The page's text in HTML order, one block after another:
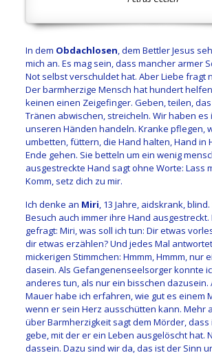
In dem Obdachlosen , dem Bettler Jesus
mich an. Es mag sein, dass mancher armer
Not selbst verschuldet hat. Aber Liebe fragt
Der barmherzige Mensch hat hundert
keinen einen Zeigefinger. Geben, teilen, das
Tränen abwischen, streicheln. Wir haben es
unseren Händen handeln. Kranke pflegen,
umbetten, füttern, die Hand halten, Hand in
Ende gehen. Sie betteln um ein wenig
ausgestreckte Hand sagt ohne Worte: Lass
Komm, setz dich zu mir.
Ich denke an Miri , 13 Jahre, aidskrank,
Besuch auch immer ihre Hand
gefragt: Miri, was soll ich tun: Dir etwas
dir etwas erzählen? Und jedes Mal
mickerigen Stimmchen: Hmmm, Hmmm, nur
dasein. Als Gefangenenseelsorger konnte
anderes tun, als nur ein bisschen dazusein.
Mauer habe ich erfahren, wie gut es einem
wenn er sein Herz ausschütten kann. Mehr
über Barmherzigkeit sagt dem Mörder, dass
gebe, mit der er ein Leben ausgelöscht hat.
dassein. Dazu sind wir da, das ist der Sinn